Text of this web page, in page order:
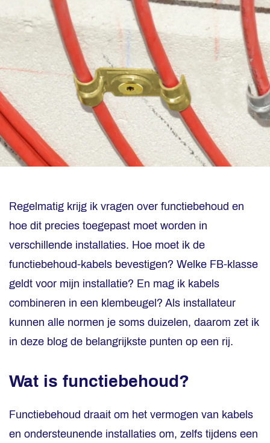
Regelmatig krijg ik vragen over functiebehoud en
hoe dit precies toegepast moet worden in
verschillende installaties. Hoe moet ik de
functiebehoud-kabels bevestigen? Welke FB-klasse
geldt voor mijn installatie? En mag ik kabels
combineren in een klembeugel? Als installateur
kunnen alle normen je soms duizelen, daarom zet ik
in deze blog de belangrijkste punten op een rij.
Wat is functiebehoud?
Functiebehoud draait om het vermogen van kabels
en ondersteunende installaties om, zelfs tijdens een